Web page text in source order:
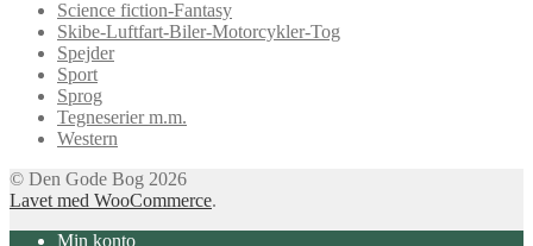
Science fiction-Fantasy
Skibe-Luftfart-Biler-Motorcykler-Tog
Spejder
Sport
Sprog
Tegneserier m.m.
Western
© Den Gode Bog 2026
Lavet med WooCommerce.
Min konto